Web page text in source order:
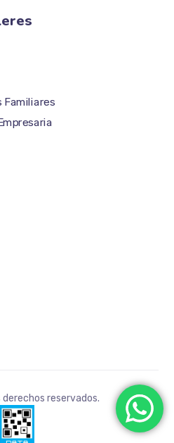
Familiares
reservados.